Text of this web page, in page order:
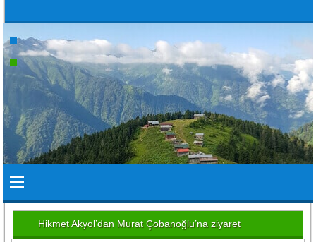
Hikmet Akyol’dan Murat Çobanoğlu’na ziyaret